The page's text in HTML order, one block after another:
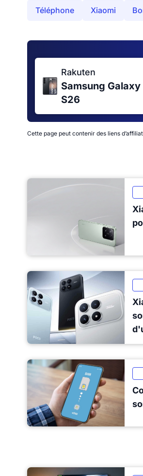
Téléphone Xiaomi
Rakuten
Samsung Galaxy
S26
Cette page peut contenir des liens